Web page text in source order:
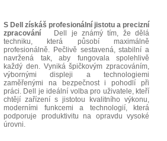
S Dell získáš profesionální jistotu a precizní
zpracování Dell je známý tím, že dělá
techniku, která působí maximálně
profesionálně. Pečlivě sestavená, stabilní a
navržená tak, aby fungovala spolehlivě
každý den. Vyniká špičkovým zpracováním,
výbornými displeji a technologiemi
zaměřenými na bezpečnost i pohodlí při
práci. Dell je ideální volba pro uživatele, kteří
chtějí zařízení s jistotou kvalitního výkonu,
moderními funkcemi a technologií, která
podporuje produktivitu na opravdu vysoké
úrovni.